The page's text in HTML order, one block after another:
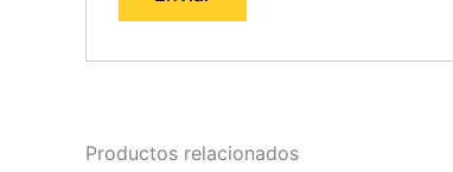
Productos relacionados